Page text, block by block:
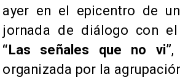
ayer en el epicentro de
jornada de diálogo con el
“Las señales que no vi”,
organizada por la